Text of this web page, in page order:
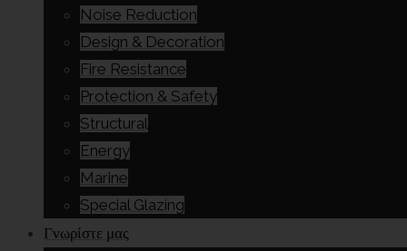
Noise Reduction
Design & Decoration
Fire Resistance
Protection & Safety
Structural
Energy
Marine
Special Glazing
Γνωρίστε μας